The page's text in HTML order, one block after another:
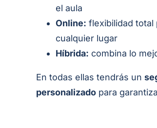
el aula
Online: flexibilidad total
cualquier lugar
Híbrida: combina lo
En todas ellas tendrás un
personalizado para